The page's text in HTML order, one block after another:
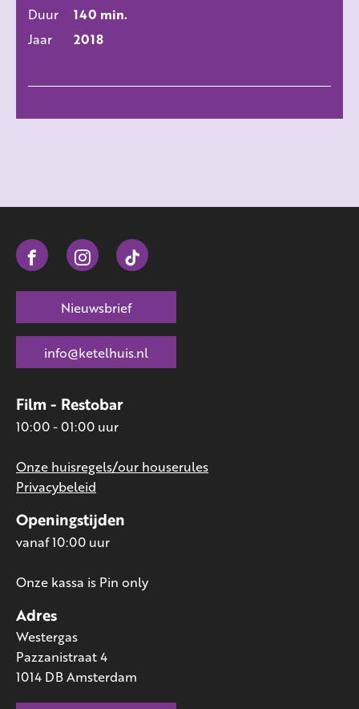
Duur
140 min.
Jaar
2018
Adres
Westergas
Pazzanistraat 4
1014 DB Amsterdam
Openingstijden
vanaf 10:00 uur
Onze kassa is Pin only
Film - Restobar
10:00 - 01:00 uur
Onze huisregels/our houserules
Privacybeleid
Nieuwsbrief
info@ketelhuis.nl